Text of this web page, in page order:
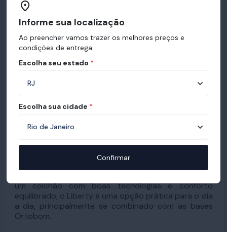
Com tecnologia No Turn, não é preciso virar o
colchão Ortobom com manutenção simples. O
acabamento em matelassê com espuma super soft
um colchão com boas tecnologias e conforto
equilibrado, o Liberty é uma opção prática para o dia
a dia, principalmente se combinado com as bases
Ortobom.
Informe sua localização
Ao preencher vamos trazer os melhores preços e
condições de entrega
Escolha seu estado *
Escolha sua cidade *
Confirmar